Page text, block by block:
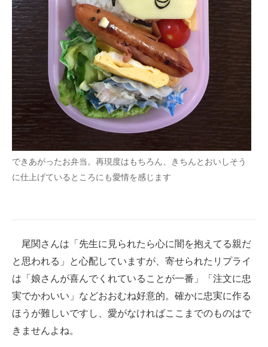
できあがったお弁当。再現度はもちろん、きちんとおいしそう
に仕上げているところにも愛情を感じます
尾関さんは「先生に見られたら心に闇を抱えてる親だ
と思われる」と心配していますが、寄せられたリプライ
は「娘さんが喜んでくれていることが一番」「注文に忠
実でかわいい」などおおむね好意的。確かに忠実に作る
ほうが難しいですし、愛がなければここまでのものはで
きませんよね。